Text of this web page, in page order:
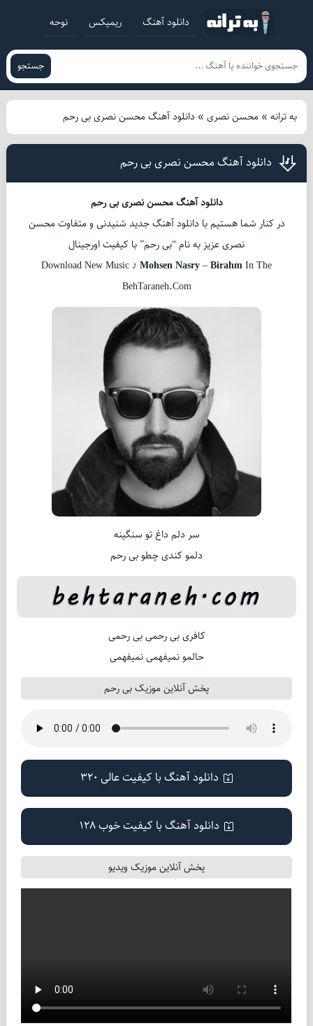
دانلود آهنگ ریمیکس نوحه
جستجو
به ترانه» محسن نصری» دانلود آهنگ محسن نصری بی رحم
دانلود آهنگ محسن نصری بی رحم
دانلود آهنگ محسن نصری بی رحم
در کنار شما هستیم با دانلود آهنگ جدید شنیدنی و متفاوت محسن
نصری عزیز به نام “بی رحم” با کیفیت اورجینال
Download New Music ♪ Mohsen Nasry–BirahmIn The
BehTaraneh.Com
سر دلم داغ تو سنگینه
دلمو کندی چطو بی رحم
کافری بی رحمی بی رحمی
حالمو نمیفهمی نمیفهمی
پخش آنلاین موزیک بی رحم
دانلود آهنگ با کیفیت عالی 320
دانلود آهنگ با کیفیت خوب 128
پخش آنلاین موزیک ویدیو